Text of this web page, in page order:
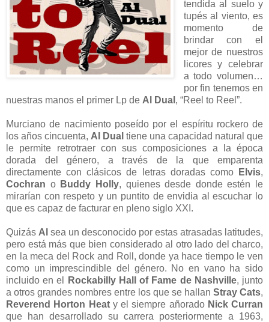
tendida al suelo y
tupés al viento, es
momento de
brindar con el
mejor de nuestros
licores y celebrar
a todo volumen…
por fin tenemos en
nuestras manos el primer Lp de Al Dual , “Reel to Reel”.
Murciano de nacimiento poseído por el espíritu rockero de
los años cincuenta, Al Dual tiene una capacidad natural que
le permite retrotraer con sus composiciones a la época
dorada del género, a través de la que emparenta
directamente con clásicos de letras doradas como
Elvis,
Cochran o Buddy Holly, quienes desde donde estén le
mirarían con respeto y un puntito de envidia al escuchar lo
que es capaz de facturar en pleno siglo XXI.
Quizás Al sea un desconocido por estas atrasadas latitudes,
pero está más que bien considerado al otro lado del charco,
en la meca del Rock and Roll, donde ya hace tiempo le ven
como un imprescindible del género. No en vano ha sido
incluido en el
Rockabilly Hall of Fame de Nashville, junto
a otros grandes nombres entre los que se hallan Stray Cats,
Reverend Horton Heaty el siempre añorado Nick Curran
que han desarrollado su carrera posteriormente a 1963,